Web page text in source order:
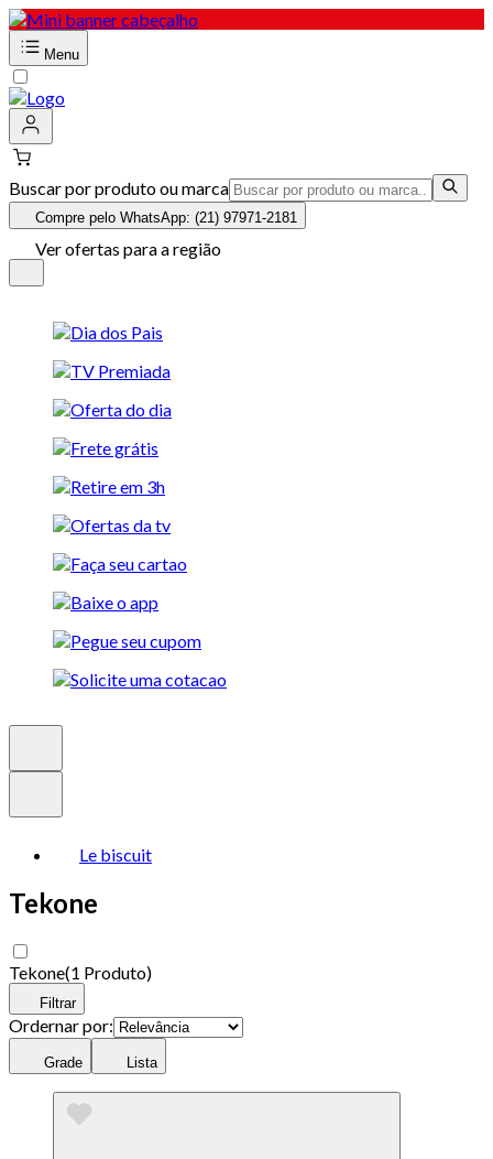
Menu
Buscar por produto ou marca
Compre pelo WhatsApp: (21) 97971-2181
Ver ofertas para a região
Le biscuit
Tekone
Tekone(1 Produto)
Filtrar
Ordernar por:
Grade Lista